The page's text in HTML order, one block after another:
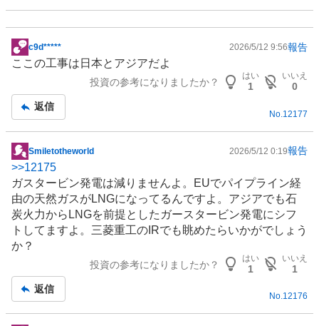
掲
示
事
c9d***** 2026/5/12 9:56報告
ここの工事は日本と アジアだよ
投資の参考になりましたか？
はい
1
いいえ
0
返信
No. 12177
掲
示
板
記
事
Smiletotheworld 2026/5/12 0:19報告
>>12175
ガスタービン発電は減りませんよ。EUでパイプライン経
由の天然ガスがLNGになってるんですよ。 アジアでも石
炭火力からLNGを前提としたガースタービン発電にシフ
トしてますよ。三菱重工の IRでも眺めたらいかがでしょう
か？
投資の参考になりましたか？
はい
1
いいえ
1
返信
No.12176